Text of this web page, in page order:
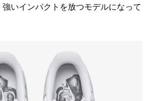
強いインパクトを放つモデルになって